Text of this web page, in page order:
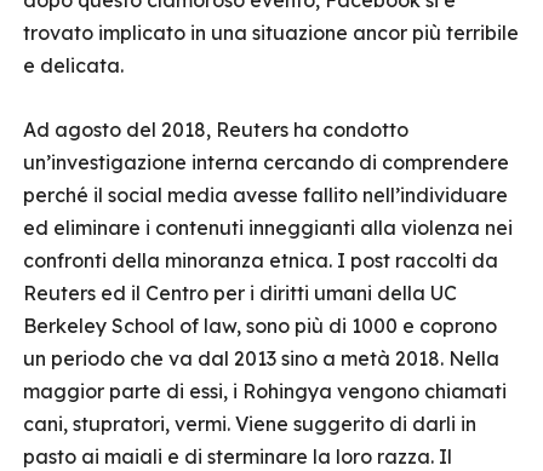
trovato implicato in una situazione ancor più terribile
e delicata.
Ad agosto del 2018, Reuters ha condotto
un’investigazione interna cercando di comprendere
perché il social media avesse fallito nell’individuare
ed eliminare i contenuti inneggianti alla violenza nei
confronti della minoranza etnica. I post raccolti da
Reuters ed il Centro per i diritti umani della UC
Berkeley School of law, sono più di 1000 e coprono
un periodo che va dal 2013 sino a metà 2018. Nella
maggior parte di essi, i Rohingya vengono chiamati
cani, stupratori, vermi. Viene suggerito di darli in
pasto ai maiali e di sterminare la loro razza. Il